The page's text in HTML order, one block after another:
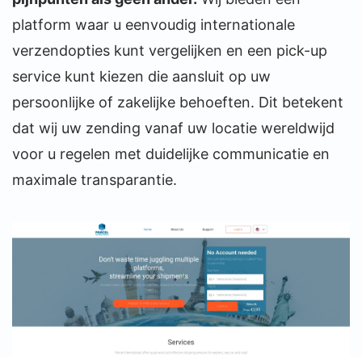
platform waar u eenvoudig internationale
verzendopties kunt vergelijken en een pick-up
service kunt kiezen die aansluit op uw
persoonlijke of zakelijke behoeften. Dit betekent
dat wij uw zending vanaf uw locatie wereldwijd
voor u regelen met duidelijke communicatie en
maximale transparantie.